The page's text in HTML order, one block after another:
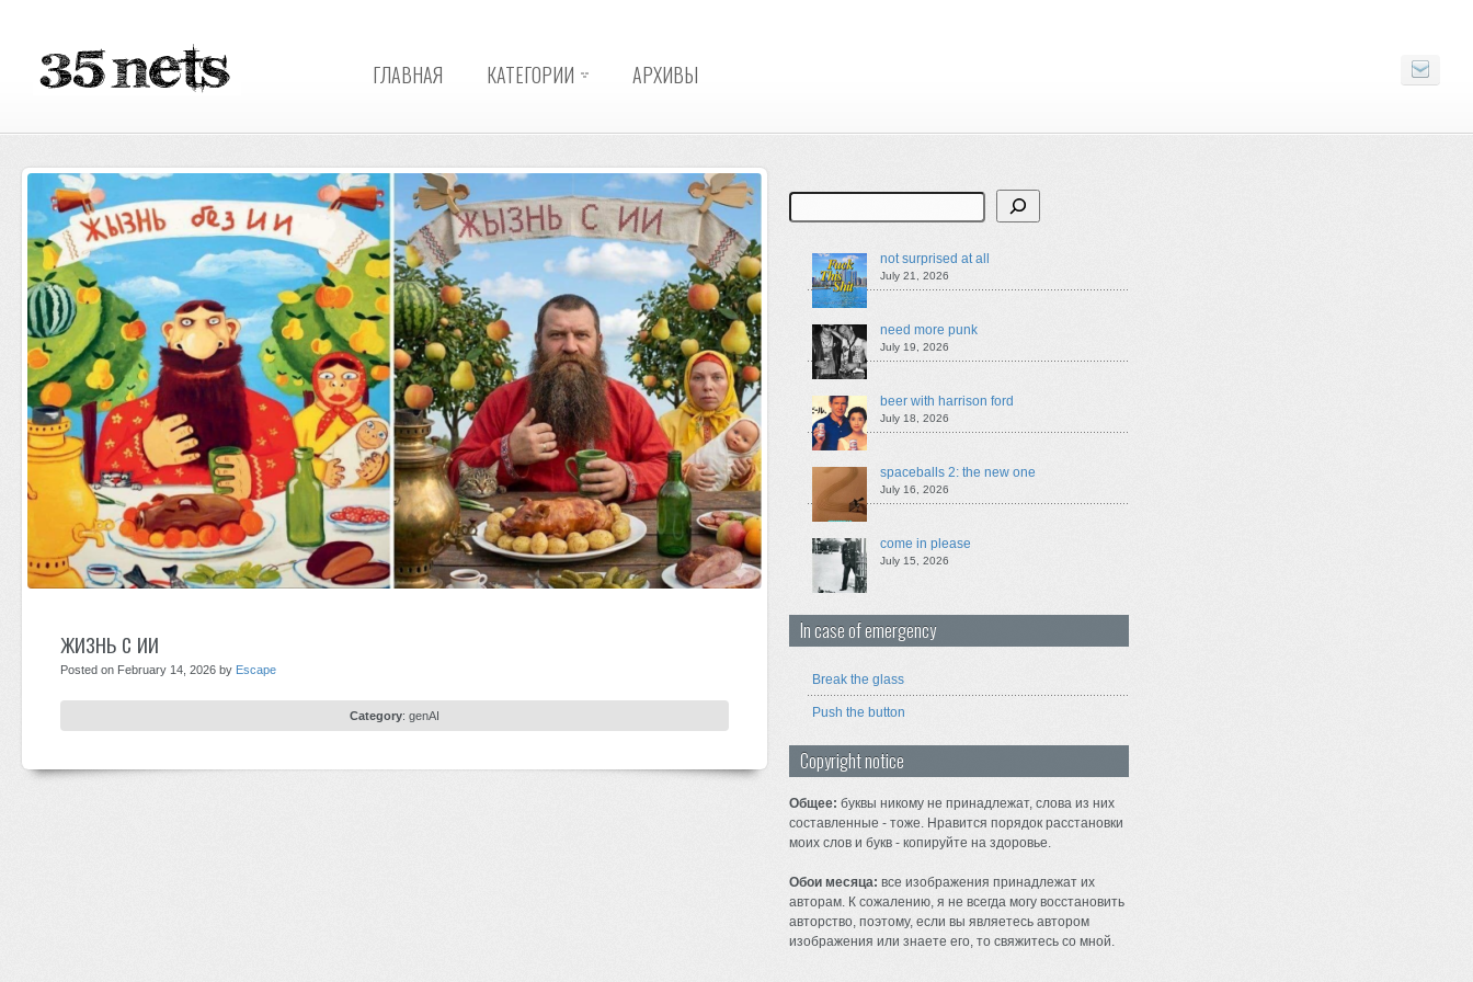
ГЛАВНАЯ КАТЕГОРИИ АРХИВЫ
жизнь с ии
Posted on February 14, 2026 by Escape
Category: genAI
Search
not surprised at all
July 21, 2026
need more punk
July 19, 2026
beer with harrison ford
July 18, 2026
spaceballs 2: the new one
July 16, 2026
come in please
July 15, 2026
In case of emergency
Break the glass
Push the button
Copyright notice
Общее: буквы никому не принадлежат, слова из них
составленные - тоже. Нравится порядок расстановки
моих слов и букв - копируйте на здоровье.
Обои месяца: все изображения принадлежат их
авторам. К сожалению, я не всегда могу восстановить
авторство, поэтому, если вы являетесь автором
изображения или знаете его, то свяжитесь со мной.